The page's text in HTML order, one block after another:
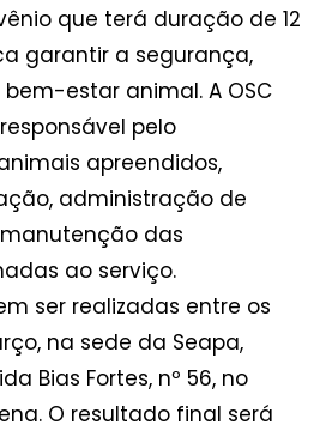
que terá duração de 12
garantir a segurança,
estar animal. A OSC
pelo
apreendidos,
administração de
das
ao serviço.
ser realizadas entre os
na sede da Seapa,
Bias Fortes, nº 56, no
O resultado final será